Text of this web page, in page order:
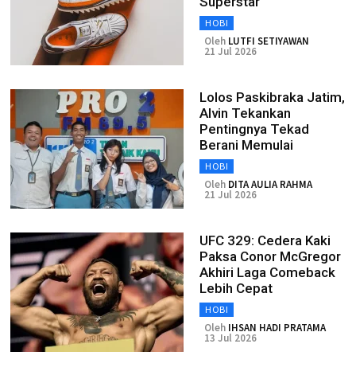
HOBI
Oleh LUTFI SETIYAWAN
21 Jul 2026
Lolos Paskibraka Jatim,
Alvin Tekankan
Pentingnya Tekad
Berani Memulai
HOBI
Oleh DITA AULIA RAHMA
21 Jul 2026
UFC 329: Cedera Kaki
Paksa Conor McGregor
Akhiri Laga Comeback
Lebih Cepat
HOBI
Oleh IHSAN HADI PRATAMA
13 Jul 2026